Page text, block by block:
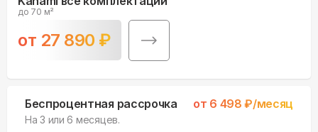
до 70 м²
от 27 890 ₽
Беспроцентная рассрочка от 6 498 ₽/месяц
На 3 или 6 месяцев.